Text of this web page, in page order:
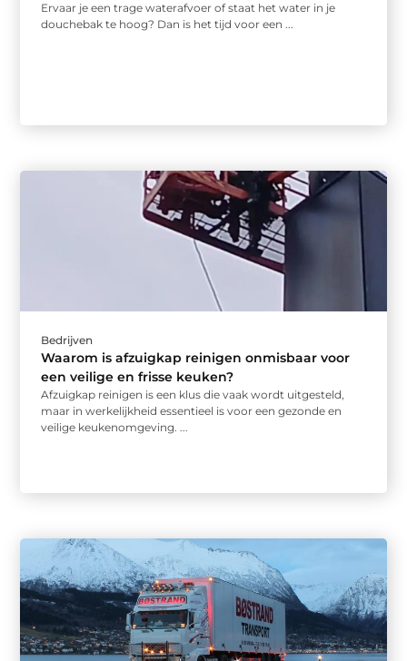
Ervaar je een trage waterafvoer of staat het water in je
douchebak te hoog? Dan is het tijd voor een ...
Bedrijven
Waarom is afzuigkap reinigen onmisbaar voor
een veilige en frisse keuken?
Afzuigkap reinigen is een klus die vaak wordt uitgesteld,
maar in werkelijkheid essentieel is voor een gezonde en
veilige keukenomgeving. ...